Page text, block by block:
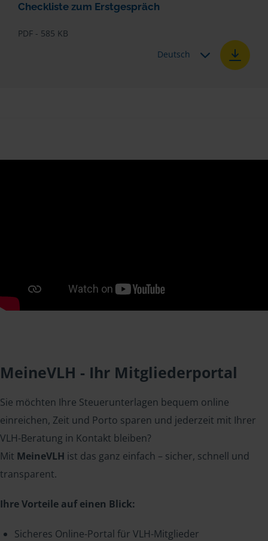
Checkliste zum Erstgespräch
PDF - 585 KB
Deutsch
MeineVLH - Ihr Mitgliederportal
Sie möchten Ihre Steuerunterlagen bequem online
einreichen, Zeit und Porto sparen und jederzeit mit Ihrer
VLH-Beratung in Kontakt bleiben?
Mit MeineVLH ist das ganz einfach – sicher, schnell und
transparent.
Ihre Vorteile auf einen Blick:
Sicheres Online-Portal für VLH-Mitglieder